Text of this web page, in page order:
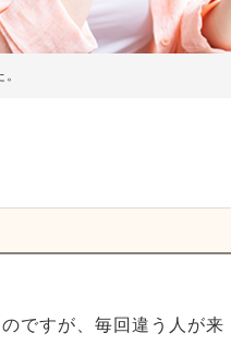
ですが、毎回違う人が来